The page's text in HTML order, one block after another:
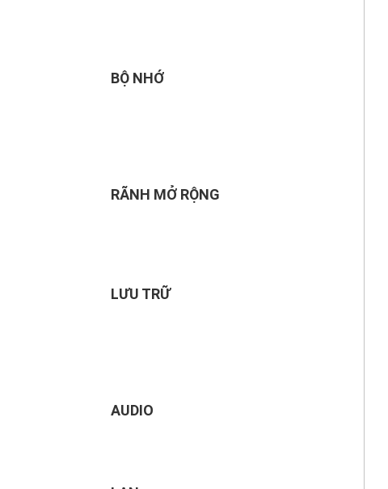
BỘ NHỚ
RÃNH MỞ RỘNG
LƯU TRỮ
AUDIO